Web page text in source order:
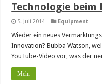
Technologie beim
5. Juli 2014 Equipment
Wieder ein neues
Innovation? Bubba Watson,
YouTube-Video vor, was der
Mehr